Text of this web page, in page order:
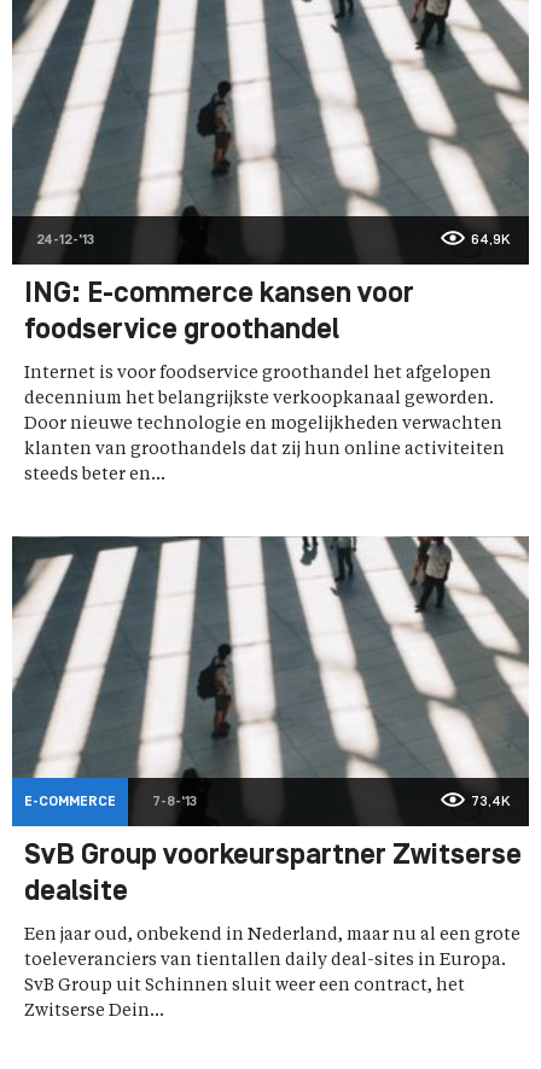
24-12-'13 64,9K
ING: E-commerce kansen voor
foodservice groothandel
Internet is voor foodservice groothandel het afgelopen
decennium het belangrijkste verkoopkanaal geworden.
Door nieuwe technologie en mogelijkheden verwachten
klanten van groothandels dat zij hun online activiteiten
steeds beter en...
E-COMMERCE 7-8-'13 73,4K
SvB Group voorkeurspartner Zwitserse
dealsite
Een jaar oud, onbekend in Nederland, maar nu al een grote
toeleveranciers van tientallen daily deal-sites in Europa.
SvB Group uit Schinnen sluit weer een contract, het
Zwitserse Dein...